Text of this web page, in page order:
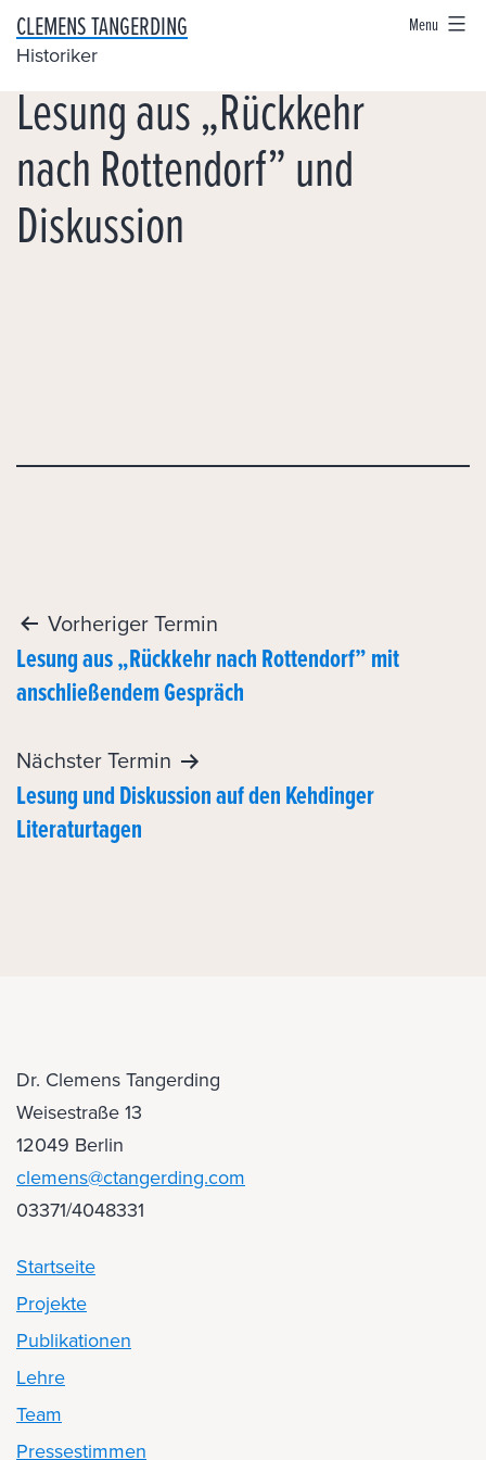
Skip
content
CLEMENS TANGERDING
Historiker
Menu
Lesung aus „Rückkehr
nach Rottendorf” und
Diskussion
Post
navigation
Vorheriger Termin
Lesung aus „Rückkehr nach Rottendorf” mit
anschließendem Gespräch
Nächster Termin
Lesung und Diskussion auf den Kehdinger
Literaturtagen
Dr. Clemens Tangerding
Weisestraße 13
12049 Berlin
clemens@ctangerding.com
03371/4048331
Startseite
Projekte
Publikationen
Lehre
Team
Pressestimmen